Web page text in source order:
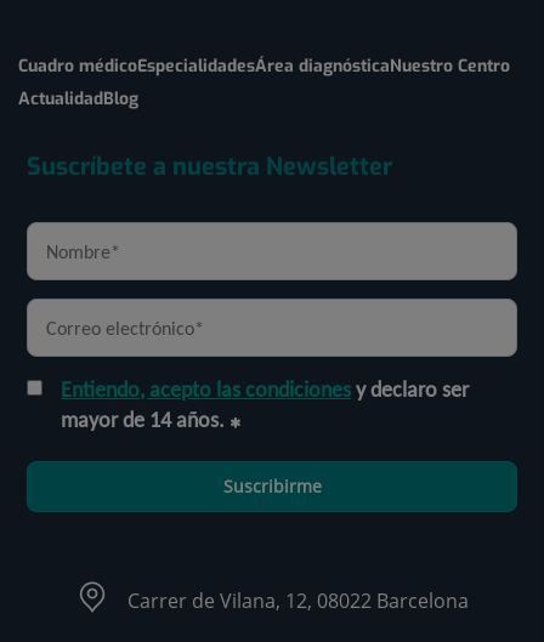
Cuadro médicoEspecialidadesÁrea diagnósticaNuestro Centro
ActualidadBlog
Suscríbete a nuestra Newsletter
Entiendo, acepto las condicionesy declaro ser
mayor de 14 años.
Suscribirme
Carrer de Vilana, 12, 08022 Barcelona